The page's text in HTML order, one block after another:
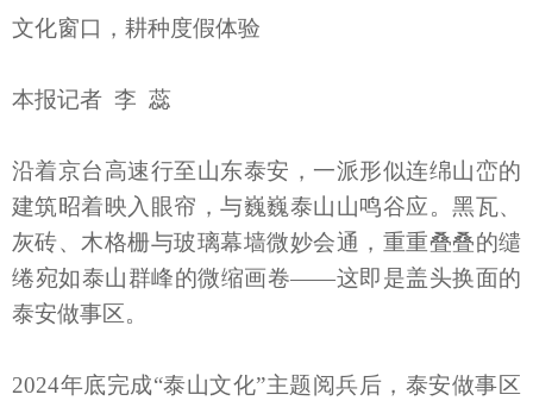
文化窗口，耕种度假体验
本报记者 李 蕊
沿着京台高速行至山东泰安，一派形似连绵山峦的
建筑昭着映入眼帘，与巍巍泰山山鸣谷应。黑瓦、
灰砖、木格栅与玻璃幕墙微妙会通，重重叠叠的缱
绻宛如泰山群峰的微缩画卷——这即是盖头换面的
泰安做事区。
2024年底完成“泰山文化”主题阅兵后，泰安做事区